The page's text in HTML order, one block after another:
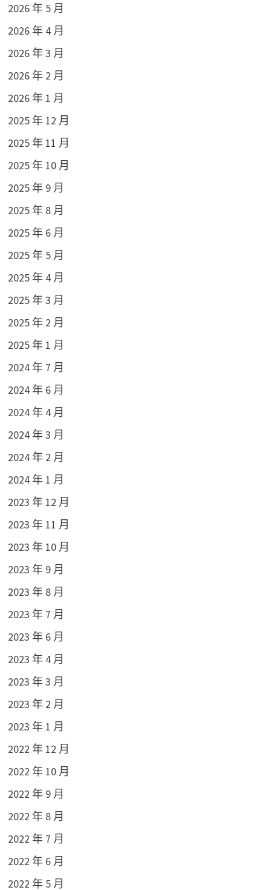
2026 年 5 月
2026 年 4 月
2026 年 3 月
2026 年 2 月
2026 年 1 月
2025 年 12 月
2025 年 11 月
2025 年 10 月
2025 年 9 月
2025 年 8 月
2025 年 6 月
2025 年 5 月
2025 年 4 月
2025 年 3 月
2025 年 2 月
2025 年 1 月
2024 年 7 月
2024 年 6 月
2024 年 4 月
2024 年 3 月
2024 年 2 月
2024 年 1 月
2023 年 12 月
2023 年 11 月
2023 年 10 月
2023 年 9 月
2023 年 8 月
2023 年 7 月
2023 年 6 月
2023 年 4 月
2023 年 3 月
2023 年 2 月
2023 年 1 月
2022 年 12 月
2022 年 10 月
2022 年 9 月
2022 年 8 月
2022 年 7 月
2022 年 6 月
2022 年 5 月